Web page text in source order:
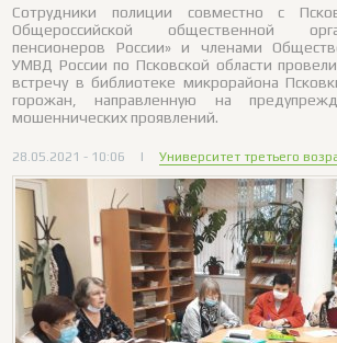
Сотрудники полиции совместно с
Общероссийской общественной
пенсионеров России» и членами
УМВД России по Псковской области
встречу в библиотеке микрорайона
горожан, направленную на
мошеннических проявлений.
28.05.2021 - 10:06 | Университет третьего